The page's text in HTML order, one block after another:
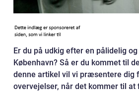
Er du på udkig efter en pålidelig
København? Så er du kommet til
denne artikel vil vi præsentere dig
overvejelser, når det kommer til at